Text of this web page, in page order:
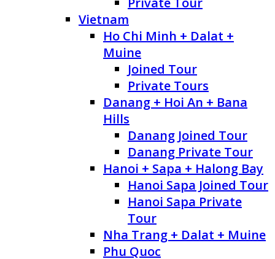
Vietnam
Ho Chi Minh + Dalat +
Muine
Joined Tour
Private Tours
Danang + Hoi An + Bana
Hills
Danang Joined Tour
Danang Private Tour
Hanoi + Sapa + Halong Bay
Hanoi Sapa Joined Tour
Hanoi Sapa Private
Tour
Nha Trang + Dalat + Muine
Phu Quoc